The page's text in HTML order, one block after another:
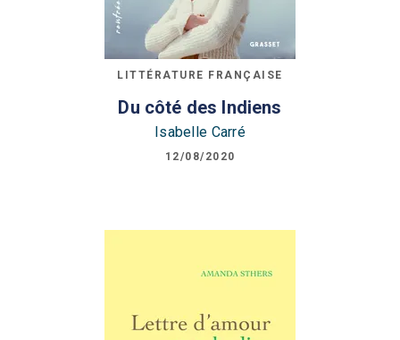
LITTÉRATURE FRANÇAISE
Du côté des Indiens
Isabelle Carré
12/08/2020